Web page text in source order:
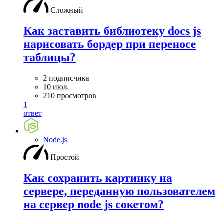
Сложный
Как заставить библиотеку docs js
нарисовать бордер при переносе
таблицы?
2 подписчика
10 июл.
210 просмотров
1
ответ
Node.js
Простой
Как сохранить картинку на
сервере, переданную пользователем
на сервер node js сокетом?